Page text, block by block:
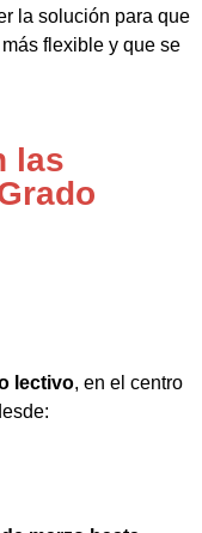
la solución para que
flexible y que se
las
lectivo, en el centro